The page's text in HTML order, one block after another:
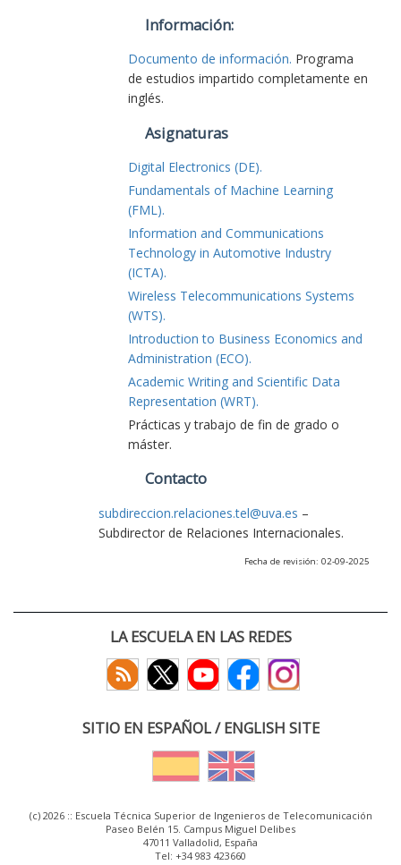
Información:
Documento de información. Programa
de estudios impartido completamente en
inglés.
Asignaturas
Digital Electronics (DE).
Fundamentals of Machine Learning
(FML).
Information and Communications
Technology in Automotive Industry
(ICTA).
Wireless Telecommunications Systems
(WTS).
Introduction to Business Economics and
Administration (ECO).
Academic Writing and Scientific Data
Representation (WRT).
Prácticas y trabajo de fin de grado o
máster.
Contacto
subdireccion.relaciones.tel@uva.es –
Subdirector de Relaciones Internacionales.
Fecha de revisión: 02-09-2025
LA ESCUELA EN LAS REDES
SITIO EN ESPAÑOL / ENGLISH SITE
(c) 2026 :: Escuela Técnica Superior de Ingenieros de Telecomunicación
Paseo Belén 15. Campus Miguel Delibes
47011 Valladolid, España
Tel: +34 983 423660